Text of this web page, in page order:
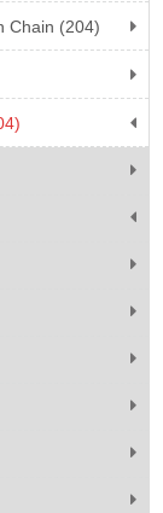
Chain (204)